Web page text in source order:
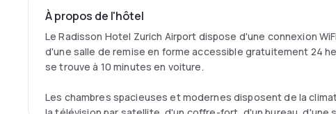
À propos de l'hôtel
Le Radisson Hotel Zurich Airport dispose d'une connexion
d'une salle de remise en forme accessible gratuitement 24
se trouve à 10 minutes en voiture.
Les chambres spacieuses et modernes disposent de la